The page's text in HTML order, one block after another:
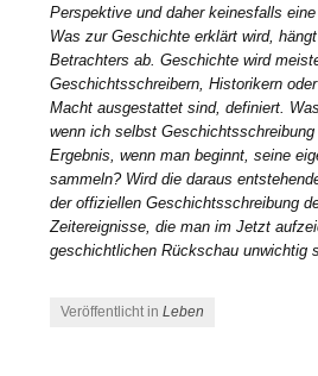
Perspektive und daher keinesfalls
Was zur Geschichte erklärt wird,
Betrachters ab. Geschichte wird
Geschichtsschreibern, Historikern
Macht ausgestattet sind, definiert.
wenn ich selbst
Ergebnis, wenn man beginnt, seine
sammeln? Wird die daraus
der offiziellen Geschichtsschreibung
Zeitereignisse, die man im Jetzt
geschichtlichen Rückschau unwichtig
Veröffentlicht inLeben